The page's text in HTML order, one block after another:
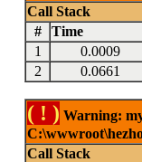
Call Stack
#
Time
1
0.0009
2
0.0661
( ! ) Warning:
Call Stack